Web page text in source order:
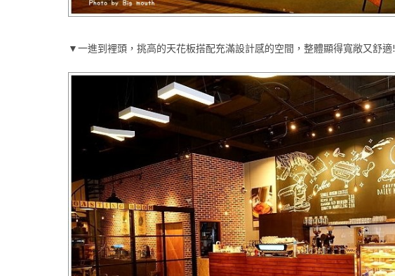
▼一進到裡頭，挑高的天花板搭配充滿設計感的空間，整體顯得寬敞又舒適!